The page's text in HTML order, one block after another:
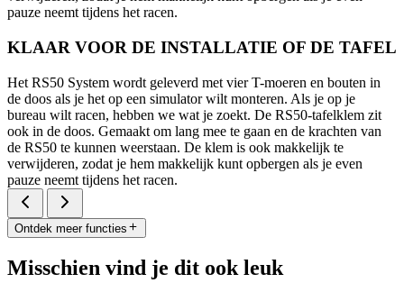
pauze neemt tijdens het racen.
KLAAR VOOR DE INSTALLATIE OF DE TAFEL
Het RS50 System wordt geleverd met vier T-moeren en bouten in
de doos als je het op een simulator wilt monteren. Als je op je
bureau wilt racen, hebben we wat je zoekt. De RS50-tafelklem zit
ook in de doos. Gemaakt om lang mee te gaan en de krachten van
de RS50 te kunnen weerstaan. De klem is ook makkelijk te
verwijderen, zodat je hem makkelijk kunt opbergen als je even
pauze neemt tijdens het racen.
Ontdek meer functies
Misschien vind je dit ook leuk